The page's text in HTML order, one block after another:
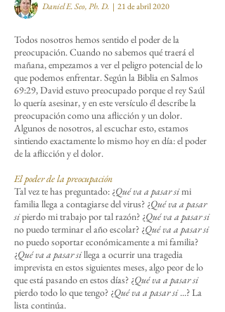
Daniel E. Seo, Ph. D. | 21 de abril 2020
Todos nosotros hemos sentido el poder de la
preocupación. Cuando no sabemos qué traerá el
mañana, empezamos a ver el peligro potencial de lo
que podemos enfrentar. Según la Biblia en Salmos
69:29, David estuvo preocupado porque el rey Saúl
lo quería asesinar, y en este versículo él describe la
preocupación como una aflicción y un dolor.
Algunos de nosotros, al escuchar esto, estamos
sintiendo exactamente lo mismo hoy en día: el poder
de la aflicción y el dolor.
El poder de la preocupación
Tal vez te has preguntado: ¿Qué va a pasar simi
familia llega a contagiarse del virus? ¿Qué va a pasar
sipierdo mi trabajo por tal razón? ¿Qué va a pasar si
no puedo terminar el año escolar? ¿Qué va a pasar si
no puedo soportar económicamente a mi familia?
¿Qué va a pasar sillega a ocurrir una tragedia
imprevista en estos siguientes meses, algo peor de lo
que está pasando en estos días? ¿Qué va a pasar si
pierdo todo lo que tengo? ¿Qué va a pasar si...? La
lista continúa.